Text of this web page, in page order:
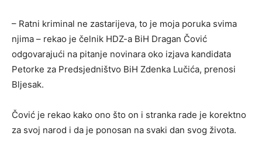
– Ratni kriminal ne zastarijeva, to je moja poruka svima
njima – rekao je čelnik HDZ-a BiH Dragan Čović
odgovarajući na pitanje novinara oko izjava kandidata
Petorke za Predsjedništvo BiH Zdenka Lučića, prenosi
Bljesak.
Čović je rekao kako ono što on i stranka rade je korektno
za svoj narod i da je ponosan na svaki dan svog života.